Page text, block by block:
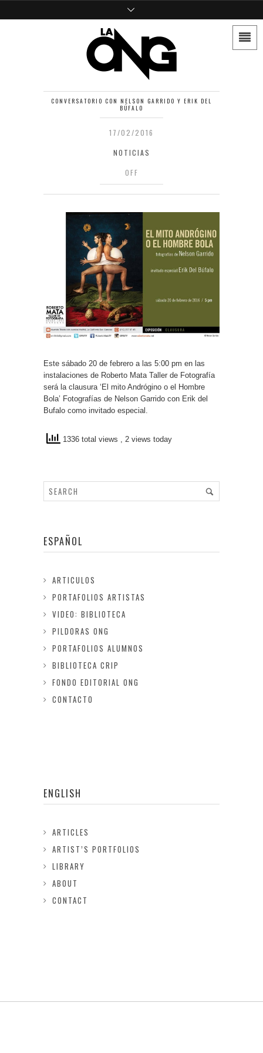
CONVERSATORIO CON NELSON GARRIDO Y ERIK DEL
BÚFALO
17/02/2016
NOTICIAS
OFF
Este sábado 20 de febrero a las 5:00 pm en las
instalaciones de Roberto Mata Taller de Fotografía
será la clausura ‘El mito Andrógino o el Hombre
Bola’ Fotografías de Nelson Garrido con Erik del
Bufalo como invitado especial.
1336 total views , 2 views today
ESPAÑOL
ARTICULOS
PORTAFOLIOS ARTISTAS
VIDEO: BIBLIOTECA
PILDORAS ONG
PORTAFOLIOS ALUMNOS
BIBLIOTECA CRIP
FONDO EDITORIAL ONG
CONTACTO
ENGLISH
ARTICLES
ARTIST’S PORTFOLIOS
LIBRARY
ABOUT
CONTACT